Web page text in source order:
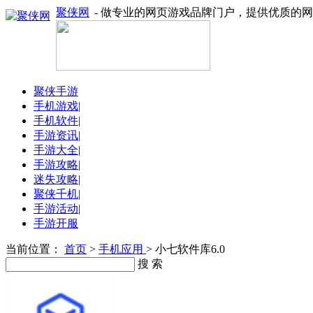
聚侠网 - 做专业的网页游戏品牌门户，提供优质的
聚侠手游
手机游戏|
手机软件|
手游资讯|
手游大全|
手游攻略|
迷失攻略|
聚侠千机|
手游活动|
手游开服
当前位置： 首页 > 手机应用 > 小七软件库6.0
搜 索